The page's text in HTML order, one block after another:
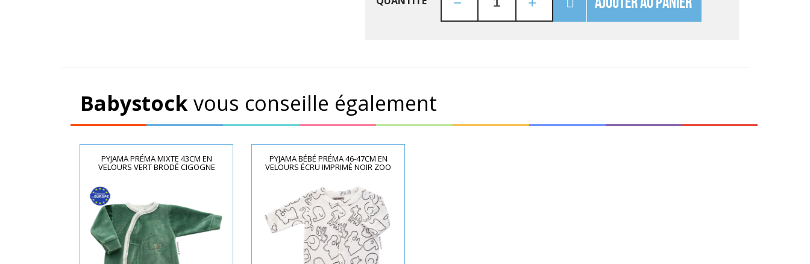
Babystockvous conseille également
PYJAMA PRÉMA MIXTE 43CM EN
VELOURS VERT BRODÉ CIGOGNE
PYJAMA BÉBÉ PRÉMA 46-47CM EN
VELOURS ÉCRU IMPRIMÉ NOIR ZOO